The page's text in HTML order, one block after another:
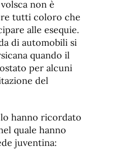
non è
tutti coloro che
alle esequie.
di automobili si
quando il
per alcuni
del
hanno ricordato
quale hanno
juventina: